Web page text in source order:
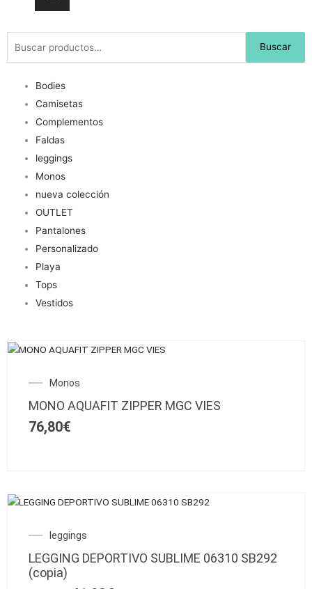
por:
Buscar
Bodies
Camisetas
Complementos
Faldas
leggings
Monos
nueva colección
OUTLET
Pantalones
Personalizado
Playa
Tops
Vestidos
Este
múltiples
en
de
Monos
MONO AQUAFIT ZIPPER MGC VIES
76,80€
Este
múltiples
leggings
LEGGING DEPORTIVO SUBLIME 06310 SB292
(copia)
El
precio
original
precio
actual